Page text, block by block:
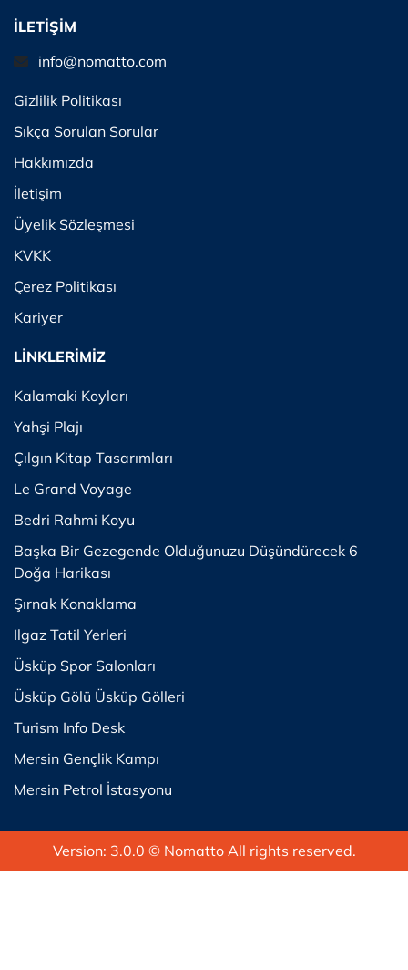
İLETİŞİM
info@nomatto.com
Gizlilik Politikası
Sıkça Sorulan Sorular
Hakkımızda
İletişim
Üyelik Sözleşmesi
KVKK
Çerez Politikası
Kariyer
LİNKLERİMİZ
Kalamaki Koyları
Yahşi Plajı
Çılgın Kitap Tasarımları
Le Grand Voyage
Bedri Rahmi Koyu
Başka Bir Gezegende Olduğunuzu Düşündürecek 6
Doğa Harikası
Şırnak Konaklama
Ilgaz Tatil Yerleri
Üsküp Spor Salonları
Üsküp Gölü Üsküp Gölleri
Turism Info Desk
Mersin Gençlik Kampı
Mersin Petrol İstasyonu
Version: 3.0.0 © Nomatto All rights reserved.